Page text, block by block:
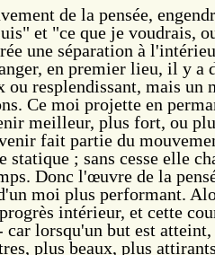
de la pensée,
et "ce que je voudrais,
une séparation à
en premier lieu, il y a
resplendissant, mais un
Ce moi projette en
meilleur, plus fort, ou
fait partie du
statique ; sans cesse elle
Donc l'œuvre de la
moi plus performant.
intérieur, et cette
lorsqu'un but est atteint,
plus beaux, plus